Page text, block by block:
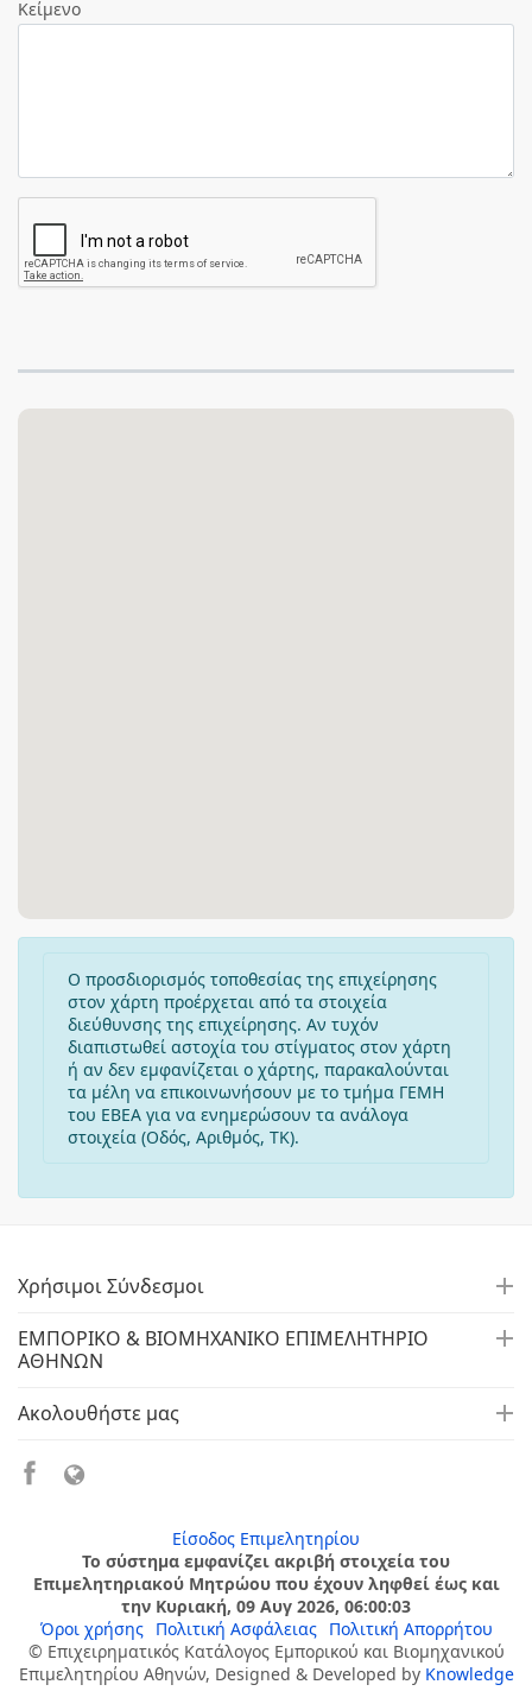
Κείμενο
Ο προσδιορισμός τοποθεσίας της επιχείρησης
στον χάρτη προέρχεται από τα στοιχεία
διεύθυνσης της επιχείρησης. Αν τυχόν
διαπιστωθεί αστοχία του στίγματος στον χάρτη
ή αν δεν εμφανίζεται ο χάρτης, παρακαλούνται
τα μέλη να επικοινωνήσουν με το τμήμα ΓΕΜΗ
του ΕΒΕΑ για να ενημερώσουν τα ανάλογα
στοιχεία (Οδός, Αριθμός, ΤΚ).
Χρήσιμοι Σύνδεσμοι
ΕΜΠΟΡΙΚΟ & ΒΙΟΜΗΧΑΝΙΚΟ ΕΠΙΜΕΛΗΤΗΡΙΟ
ΑΘΗΝΩΝ
Ακολουθήστε μας
Είσοδος Επιμελητηρίου
Το σύστημα εμφανίζει ακριβή στοιχεία του
Επιμελητηριακού Μητρώου που έχουν ληφθεί έως και
την Κυριακή, 09 Αυγ 2026, 06:00:03
Όροι χρήσης
Πολιτική Ασφάλειας
Πολιτική Απορρήτου
© Επιχειρηματικός Κατάλογος Εμπορικού και Βιομηχανικού
Επιμελητηρίου Αθηνών, Designed & Developed by Knowledge